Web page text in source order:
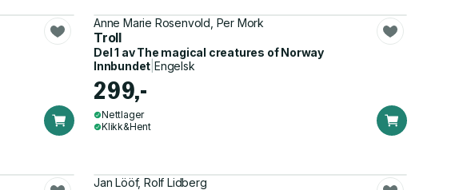
Anne Marie Rosenvold, Per Mork
Troll
Del 1 avThe magical creatures of Norway
Innbundet |Engelsk
299,-
Nettlager
Klikk&Hent
Jan Lööf, Rolf Lidberg